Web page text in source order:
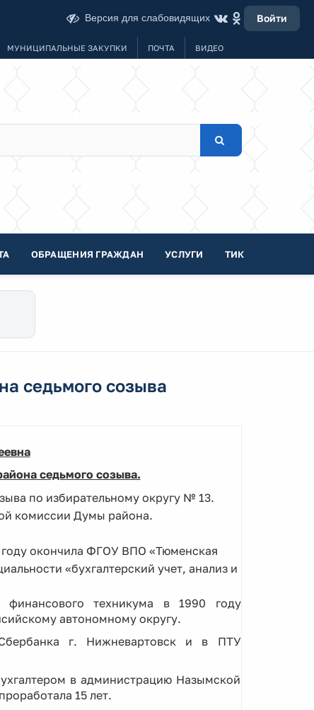
Версия для слабовидящих Войти
МУНИЦИПАЛЬНЫЕ ЗАКУПКИ ПОЧТА ВИДЕО
ОБРАЩЕНИЯ ГРАЖДАН УСЛУГИ ТИК
седьмого созыва
седьмого созыва.
по избирательному округу № 13.
комиссии Думы района.
окончила ФГОУ ВПО «Тюменская
«бухгалтерский учет, анализ и
финансового техникума в 1990 году
автономному округу.
г. Нижневартовск и в ПТУ
в администрацию Назымской
15 лет.